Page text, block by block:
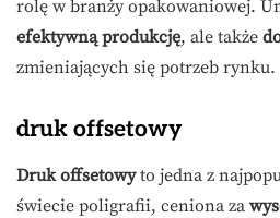
rolę w branży opakowaniowej.
efektywną produkcję, ale także
zmieniających się potrzeb rynku.
druk offsetowy
Druk offsetowyto jedna z
świecie poligrafii, ceniona za